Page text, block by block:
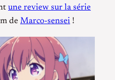
une review sur la série
de Marco-sensei !